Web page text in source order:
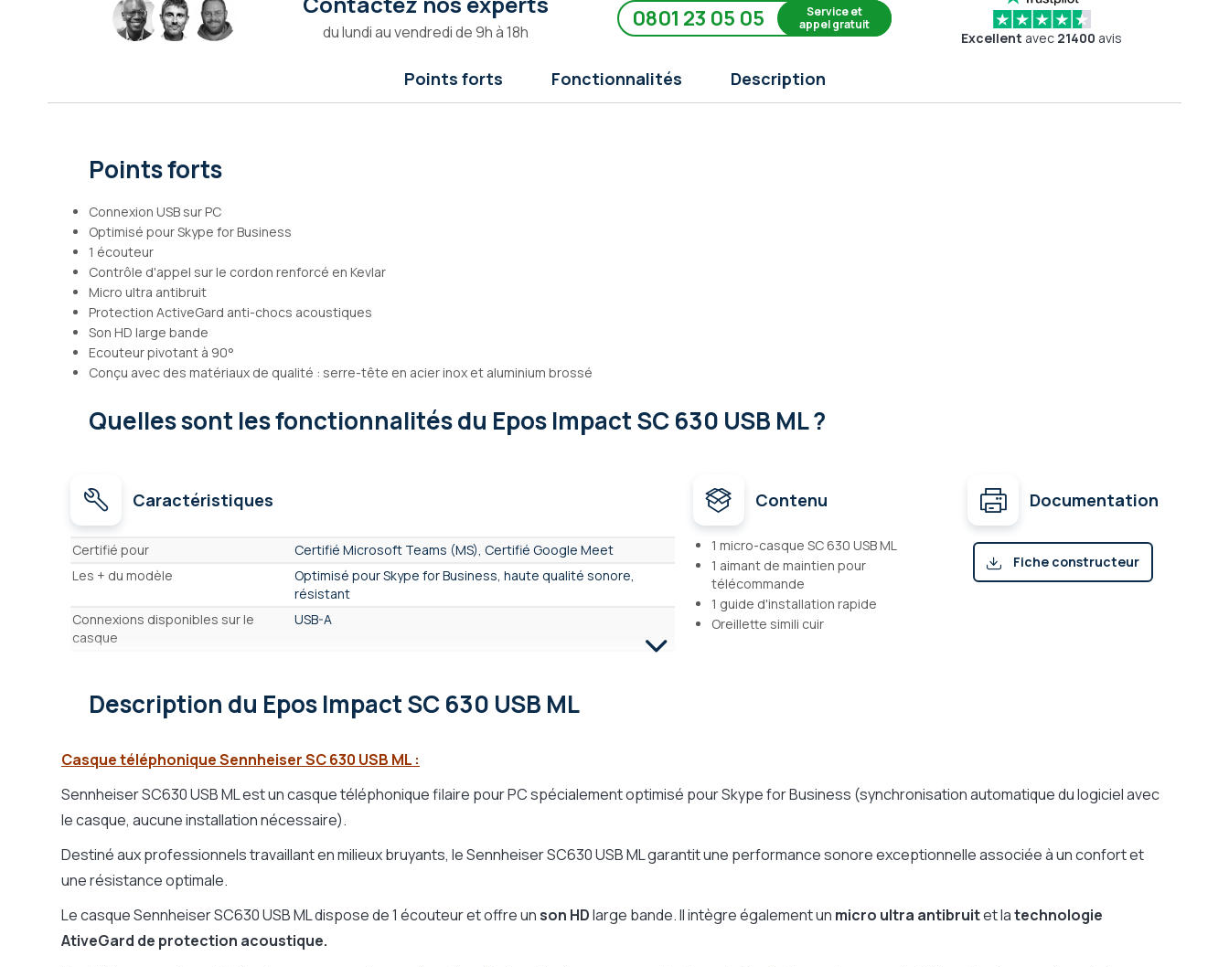
du lundi au vendredi de 9h à 18h 0801 23 05 05
Service et
appel gratuit
Excellent avec 21400 avis
Points forts Fonctionnalités Description
Points forts
Connexion USB sur PC
Optimisé pour Skype for Business
1 écouteur
Contrôle d'appel sur le cordon renforcé en Kevlar
Micro ultra antibruit
Protection ActiveGard anti-chocs acoustiques
Son HD large bande
Ecouteur pivotant à 90°
Conçu avec des matériaux de qualité : serre-tête en acier inox et aluminium brossé
Quelles sont les fonctionnalitésdu Epos Impact SC 630 USB ML ?
Caractéristiques
Caractéristiques
Certifié pour
Certifié Microsoft Teams (MS), Certifié Google Meet
Les + du modèle
Optimisé pour Skype for Business, haute qualité sonore,
résistant
Connexions disponibles sur le
casque
USB-A
Écouteurs Anti bruit Actifs (ANC)
Non
Format d'écouteur
Posé sur l'oreille - Supra aural
Convient à un usage
Intensif
Matière des écouteurs
en simili-cuir
Compatible Push-to-Talk
Bluetooth
Non
Témoin lumineux d'appel
Non
Contenu
1 micro-casque SC 630 USB ML
1 aimant de maintien pour
télécommande
1 guide d'installation rapide
Oreillette simili cuir
Documentation
Fiche constructeur
Description du Epos Impact SC 630 USB ML
Casque téléphonique Sennheiser SC 630 USB ML :
Sennheiser SC630 USB ML est un casque téléphonique filaire pour PC spécialement optimisé pour Skype for Business (synchronisation automatique du logiciel avec
le casque, aucune installation nécessaire).
Destiné aux professionnels travaillant en milieux bruyants, le Sennheiser SC630 USB ML garantit une performance sonore exceptionnelle associée à un confort et
une résistance optimale.
Le casque Sennheiser SC630 USB ML dispose de 1 écouteur et offre unson HDlarge bande. Il intègre également un micro ultra antibruitet latechnologie
AtiveGard de protection acoustique.